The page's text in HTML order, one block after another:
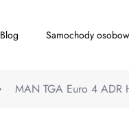
Blog Samochody
MAN TGA Euro 4 ADR